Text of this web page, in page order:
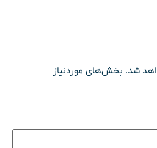
شد. بخش‌های موردنیاز